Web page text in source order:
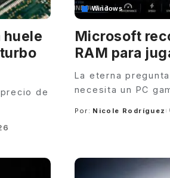
huele
de
Windows
Microsoft
RAM para
La eterna
necesita un PC
Posted
Por: Nicole Rodríguez